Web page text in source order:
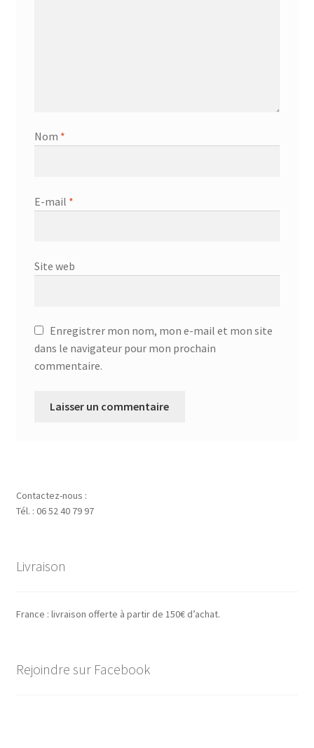
Nom *
E-mail *
Site web
Enregistrer mon nom, mon e-mail et mon site
dans le navigateur pour mon prochain
commentaire.
Contactez-nous :
Tél. : 06 52 40 79 97
Livraison
France : livraison offerte à partir de 150€ d’achat.
Rejoindre sur Facebook